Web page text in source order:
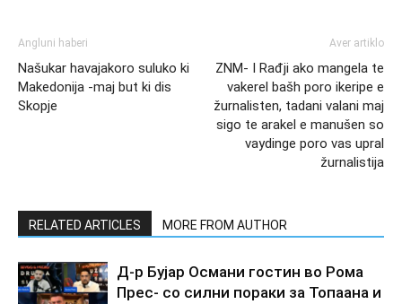
Angluni haberi
Našukar havajakoro suluko ki
Makedonija -maj but ki dis
Skopje
Aver artiklo
ZNM- I Rađji ako mangela te
vakerel bašh poro ikeripe e
žurnalisten, tadani valani maj
sigo te arakel e manušen so
vaydinge poro vas upral
žurnalistija
RELATED ARTICLES MORE FROM AUTHOR
Д-р Бујар Османи гостин во Рома
Прес- со силни пораки за Топаана и